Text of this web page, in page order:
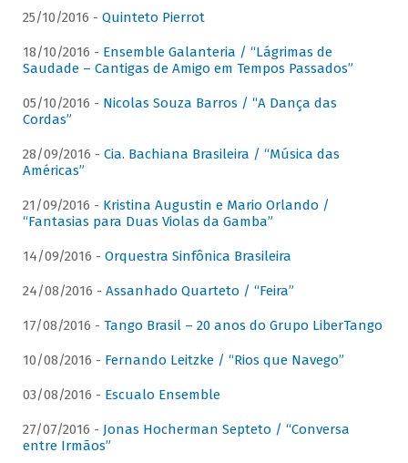
25/10/2016 - Quinteto Pierrot
18/10/2016 - Ensemble Galanteria / “Lágrimas de
Saudade – Cantigas de Amigo em Tempos Passados”
05/10/2016 - Nicolas Souza Barros / “A Dança das
Cordas”
28/09/2016 - Cia. Bachiana Brasileira / “Música das
Américas”
21/09/2016 - Kristina Augustin e Mario Orlando /
“Fantasias para Duas Violas da Gamba”
14/09/2016 - Orquestra Sinfônica Brasileira
24/08/2016 - Assanhado Quarteto / “Feira”
17/08/2016 - Tango Brasil – 20 anos do Grupo LiberTango
10/08/2016 - Fernando Leitzke / “Rios que Navego”
03/08/2016 - Escualo Ensemble
27/07/2016 - Jonas Hocherman Septeto / “Conversa
entre Irmãos”